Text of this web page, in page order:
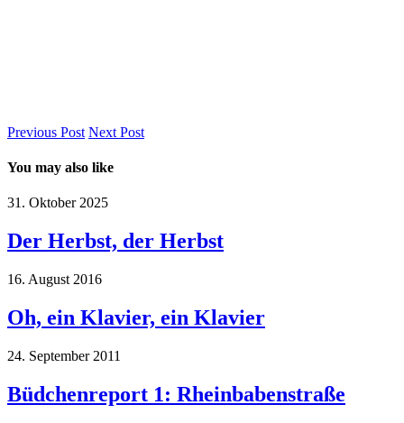
Previous Post Next Post
You may also like
31. Oktober 2025
Der Herbst, der Herbst
16. August 2016
Oh, ein Klavier, ein Klavier
24. September 2011
Büdchenreport 1: Rheinbabenstraße